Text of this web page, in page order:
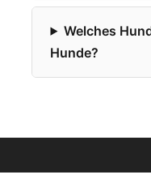
Welches
Hunde?